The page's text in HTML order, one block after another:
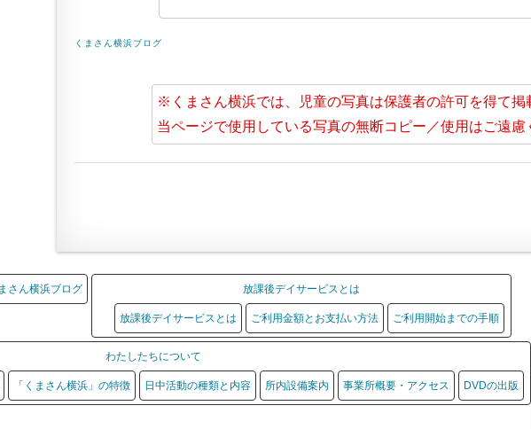
くまさん横浜ブログ
※くまさん横浜では、児童の写真は保護者の許可を得て掲
当ページで使用している写真の無断コピー／使用はご遠慮
さん横浜ブログ 放課後デイサービスとは
放課後デイサービスとは ご利用金額とお支払い方法 ご利用開始までの手順
わたしたちについて
「くまさん横浜」の特徴 日中活動の種類と内容 所内設備案内 事業所概要・アクセス DVDの出版